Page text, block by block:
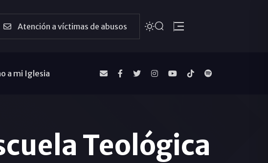
Atención a víctimas de abusos
a mi Iglesia
Teológica